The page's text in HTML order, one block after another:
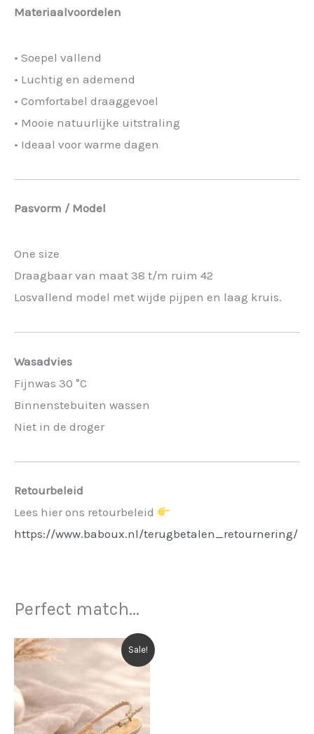
Materiaalvoordelen
• Soepel vallend
• Luchtig en ademend
• Comfortabel draaggevoel
• Mooie natuurlijke uitstraling
• Ideaal voor warme dagen
Pasvorm / Model
One size
Draagbaar van maat 38 t/m ruim 42
Losvallend model met wijde pijpen en laag kruis.
Wasadvies
Fijnwas 30 °C
Binnenstebuiten wassen
Niet in de droger
Retourbeleid
Lees hier ons retourbeleid
https://www.baboux.nl/terugbetalen_retournering/
Perfect match...
Sale!